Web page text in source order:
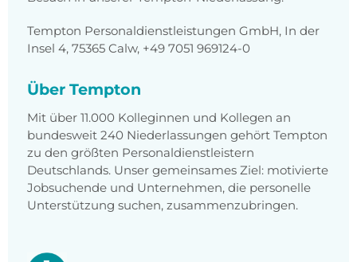
Tempton Personaldienstleistungen GmbH, In der
Insel 4, 75365 Calw, +49 7051 969124-0
Über Tempton
Mit über 11.000 Kolleginnen und Kollegen an
bundesweit 240 Niederlassungen gehört Tempton
zu den größten Personaldienstleistern
Deutschlands. Unser gemeinsames Ziel: motivierte
Jobsuchende und Unternehmen, die personelle
Unterstützung suchen, zusammenzubringen.